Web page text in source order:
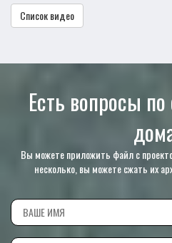
Список видео
Есть вопросы
Вы можете приложить файл с
несколько, вы можете сжать их